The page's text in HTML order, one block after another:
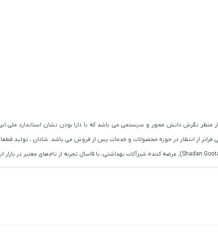
از انتظار در حوزه محصولات و خدمات پس از فروش می باشد. شادان ، تولید